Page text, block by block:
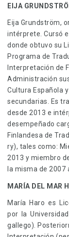
EIJA
Eija Grundström,
intérprete. Cursó
donde obtuvo su
Programa de
Interpretación de
Administración
Cultura Española
secundarias. Es
desde 2013 e
desempeñado
Finlandesa de
ry), tales como:
2013 y miembro
la misma de 2007
MARÍA DEL MAR
María Haro es
por la
gallego).